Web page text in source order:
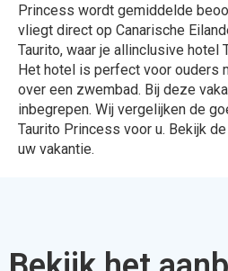
Princess wordt gemiddelde
vliegt direct op Canarische
Taurito, waar je allinclusive hotel
Het hotel is perfect voor ouders
over een zwembad. Bij deze
inbegrepen. Wij vergelijken de
Taurito Princess voor u. Bekijk
uw vakantie.